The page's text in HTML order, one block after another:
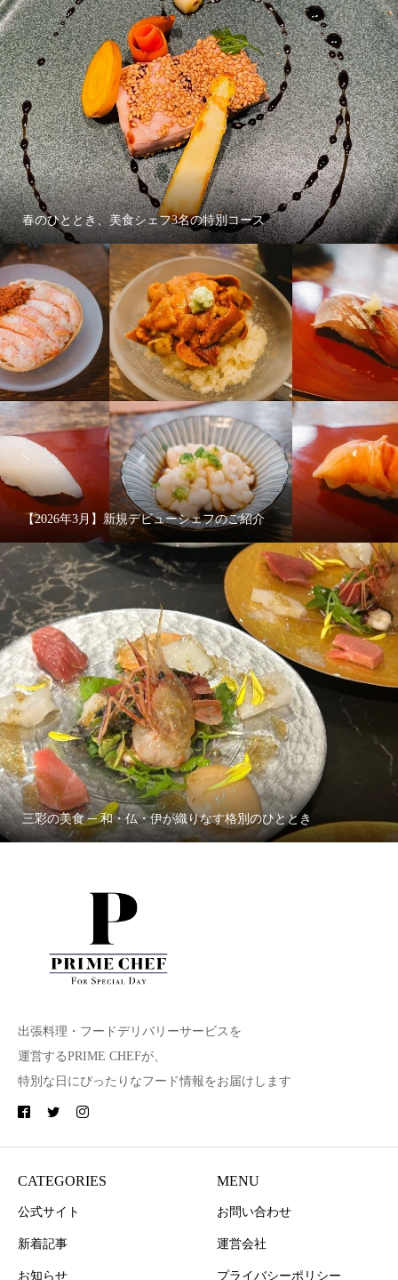
春のひととき、美食シェフ3名の特別コース
【2026年3月】新規デビューシェフのご紹介
三彩の美食 ─ 和・仏・伊が織りなす格別のひととき
出張料理・フードデリバリーサービスを
運営するPRIME CHEFが、
特別な日にぴったりなフード情報をお届けします
CATEGORIES
公式サイト
新着記事
お知らせ
MENU
お問い合わせ
運営会社
プライバシーポリシー